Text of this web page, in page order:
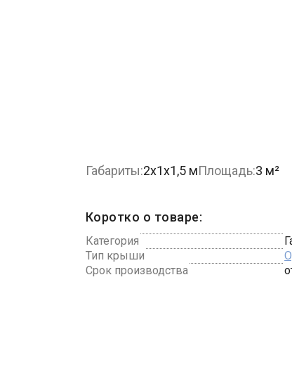
Габариты:2х1х1,5 мПлощадь:3 м²
Коротко о товаре:
Категория
Тип крыши
Срок производства